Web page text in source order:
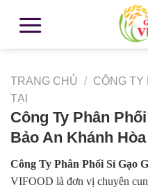
TRANG CHỦ /
CÔNG TY
TẠI
Công Ty Phân
Bảo An Khánh Hòa
Công Ty Phân Phối Sỉ Gạo
VIFOOD là đơn vị chuyên